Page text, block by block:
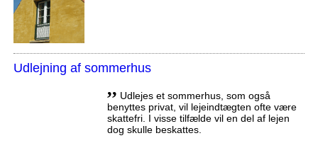
Udlejning af sommerhus
,, Udlejes et sommerhus, som også
benyttes privat, vil lejeindtægten ofte være
skattefri. I visse tilfælde vil en del af lejen
dog skulle beskattes.